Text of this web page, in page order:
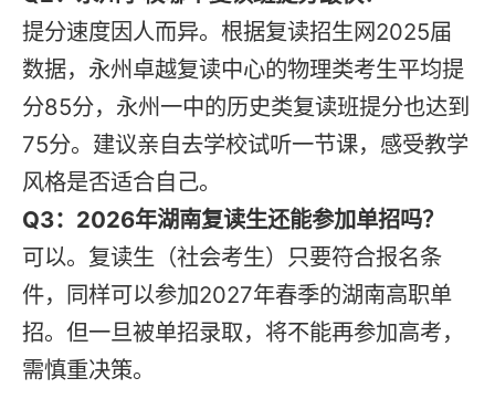
提分速度因人而异。根据复读招生网2025届
数据，永州卓越复读中心的物理类考生平均提
分85分，永州一中的历史类复读班提分也达到
75分。建议亲自去学校试听一节课，感受教学
风格是否适合自己。
Q3：2026年湖南复读生还能参加单招吗？
可以。复读生（社会考生）只要符合报名条
件，同样可以参加2027年春季的湖南高职单
招。但一旦被单招录取，将不能再参加高考，
需慎重决策。